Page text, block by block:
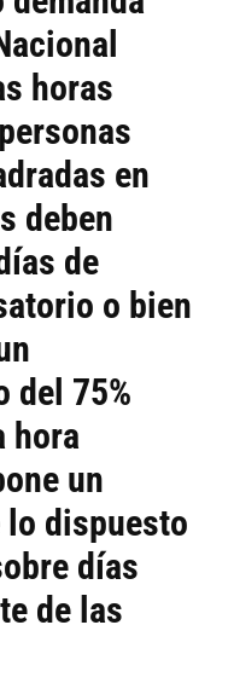
horas
en
deben
de
o bien
del 75%
hora
un
dispuesto
días
de las